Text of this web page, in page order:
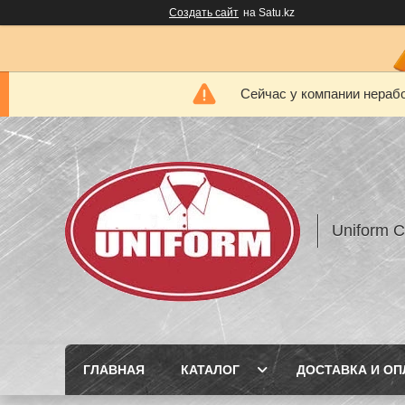
Создать сайт на Satu.kz
Сейчас у компании
Uniform
ГЛАВНАЯ КАТАЛОГ ДОСТАВКА И